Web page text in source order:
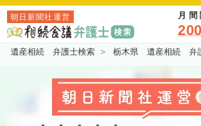
朝日新聞社運営 月間
遺産相続 弁護士検索 栃木県 遺産相続 弁